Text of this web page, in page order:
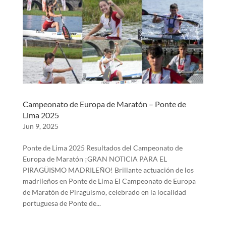
Campeonato de Europa de Maratón – Ponte de
Lima 2025
Jun 9, 2025
Ponte de Lima 2025 Resultados del Campeonato de
Europa de Maratón ¡GRAN NOTICIA PARA EL
PIRAGÜISMO MADRILEÑO! Brillante actuación de los
madrileños en Ponte de Lima El Campeonato de Europa
de Maratón de Piragüismo, celebrado en la localidad
portuguesa de Ponte de...